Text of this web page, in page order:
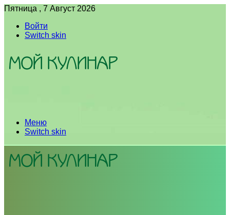
Пятница , 7 Август 2026
Войти
Switch skin
Меню
Switch skin